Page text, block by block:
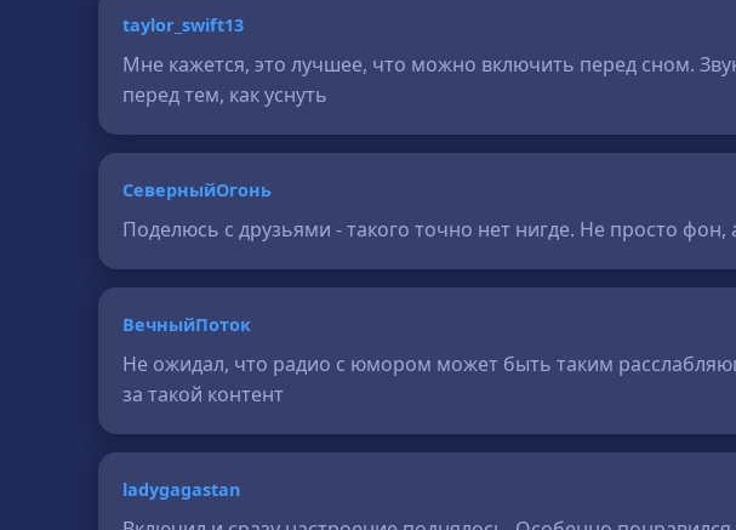
taylor_swift13
Мне кажется, это лучшее, что можно включить перед сном.
перед тем, как уснуть
СеверныйОгонь
Поделюсь с друзьями - такого точно нет нигде. Не просто
ВечныйПоток
Не ожидал, что радио с юмором может быть таким
за такой контент
ladygagastan